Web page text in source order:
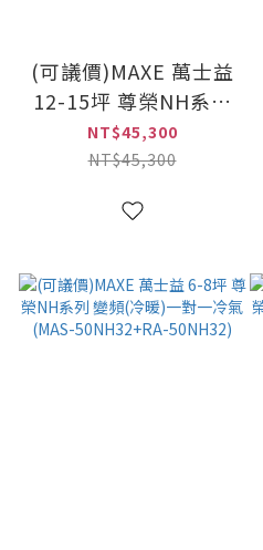
(可議價)MAXE 萬士益
12-15坪 尊榮NH系列
變頻(冷暖)一對一冷氣
(MAS-85NH32+RA-
NT$45,300
NT$45,300